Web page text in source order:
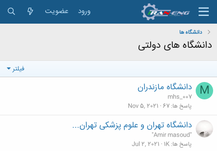
ورود عضویت
دانشگاه ها
دانشگاه های دولتی
فیلتر
M دانشگاه مازندران
mhs_007
پاسخ ها 67
Nov 5, 2021
دانشگاه تهران و علوم پزشکی تهران...
"Amir masoud"
پاسخ ها 1K
Jul 2, 2021